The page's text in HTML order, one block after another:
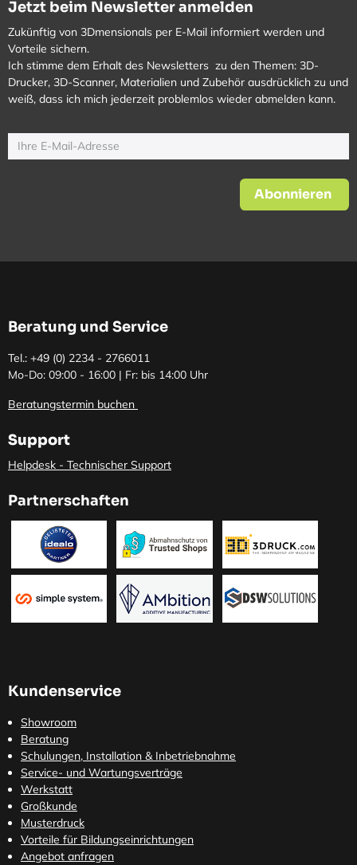
Jetzt beim Newsletter anmelden
Zukünftig von 3Dmensionals per E-Mail informiert werden und
Vorteile sichern.
Ich stimme dem Erhalt des Newsletters zu den Themen: 3D-
Drucker, 3D-Scanner, Materialien und Zubehör ausdrücklich zu und
weiß, dass ich mich jederzeit problemlos wieder abmelden kann.
Abonnieren
Beratung und Service
Tel.: +49 (0) 2234 - 2766011
Mo-Do: 09:00 - 16:00 | Fr: bis 14:00 Uhr
Beratungstermin buchen
Support
Helpdesk - Technischer Support
Partnerschaften
Kundenservice
Showroom
Beratung
Schulungen, Installation & Inbetriebnahme
Service- und Wartungsverträge
Werkstatt
Großkunde
Musterdruck
Vorteile für Bildungseinrichtungen
Angebot anfragen